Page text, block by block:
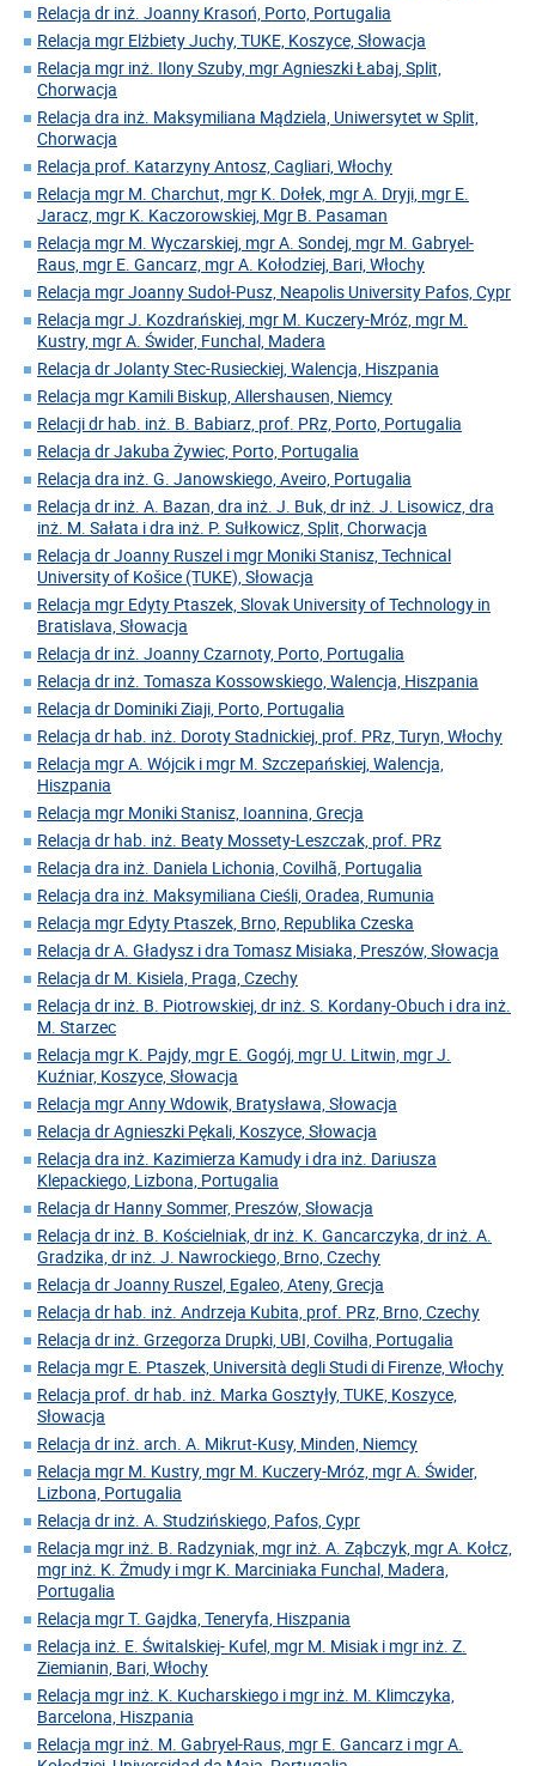
Relacja dr inż. Joanny Krasoń, Porto, Portugalia
Relacja mgr Elżbiety Juchy, TUKE, Koszyce, Słowacja
Relacja mgr inż. Ilony Szuby, mgr Agnieszki Łabaj, Split,
Chorwacja
Relacja dra inż. Maksymiliana Mądziela, Uniwersytet w Split,
Chorwacja
Relacja prof. Katarzyny Antosz, Cagliari, Włochy
Relacja mgr M. Charchut, mgr K. Dołek, mgr A. Dryji, mgr E.
Jaracz, mgr K. Kaczorowskiej, Mgr B. Pasaman
Relacja mgr M. Wyczarskiej, mgr A. Sondej, mgr M. Gabryel-
Raus, mgr E. Gancarz, mgr A. Kołodziej, Bari, Włochy
Relacja mgr Joanny Sudoł-Pusz, Neapolis University Pafos, Cypr
Relacja mgr J. Kozdrańskiej, mgr M. Kuczery-Mróz, mgr M.
Kustry, mgr A. Świder, Funchal, Madera
Relacja dr Jolanty Stec-Rusieckiej, Walencja, Hiszpania
Relacja mgr Kamili Biskup, Allershausen, Niemcy
Relacji dr hab. inż. B. Babiarz, prof. PRz, Porto, Portugalia
Relacja dr Jakuba Żywiec, Porto, Portugalia
Relacja dra inż. G. Janowskiego, Aveiro, Portugalia
Relacja dr inż. A. Bazan, dra inż. J. Buk, dr inż. J. Lisowicz, dra
inż. M. Sałata i dra inż. P. Sułkowicz, Split, Chorwacja
Relacja dr Joanny Ruszel i mgr Moniki Stanisz, Technical
University of Košice (TUKE), Słowacja
Relacja mgr Edyty Ptaszek, Slovak University of Technology in
Bratislava, Słowacja
Relacja dr inż. Joanny Czarnoty, Porto, Portugalia
Relacja dr inż. Tomasza Kossowskiego, Walencja, Hiszpania
Relacja dr Dominiki Ziaji, Porto, Portugalia
Relacja dr hab. inż. Doroty Stadnickiej, prof. PRz, Turyn, Włochy
Relacja mgr A. Wójcik i mgr M. Szczepańskiej, Walencja,
Hiszpania
Relacja mgr Moniki Stanisz, Ioannina, Grecja
Relacja dr hab. inż. Beaty Mossety-Leszczak, prof. PRz
Relacja dra inż. Daniela Lichonia, Covilhã, Portugalia
Relacja dra inż. Maksymiliana Cieśli, Oradea, Rumunia
Relacja mgr Edyty Ptaszek, Brno, Republika Czeska
Relacja dr A. Gładysz i dra Tomasz Misiaka, Preszów, Słowacja
Relacja dr M. Kisiela, Praga, Czechy
Relacja dr inż. B. Piotrowskiej, dr inż. S. Kordany-Obuch i dra inż.
M. Starzec
Relacja mgr K. Pajdy, mgr E. Gogój, mgr U. Litwin, mgr J.
Kuźniar, Koszyce, Słowacja
Relacja mgr Anny Wdowik, Bratysława, Słowacja
Relacja dr Agnieszki Pękali, Koszyce, Słowacja
Relacja dra inż. Kazimierza Kamudy i dra inż. Dariusza
Klepackiego, Lizbona, Portugalia
Relacja dr Hanny Sommer, Preszów, Słowacja
Relacja dr inż. B. Kościelniak, dr inż. K. Gancarczyka, dr inż. A.
Gradzika, dr inż. J. Nawrockiego, Brno, Czechy
Relacja dr Joanny Ruszel, Egaleo, Ateny, Grecja
Relacja dr hab. inż. Andrzeja Kubita, prof. PRz, Brno, Czechy
Relacja dr inż. Grzegorza Drupki, UBI, Covilha, Portugalia
Relacja mgr E. Ptaszek, Università degli Studi di Firenze, Włochy
Relacja prof. dr hab. inż. Marka Gosztyły, TUKE, Koszyce,
Słowacja
Relacja dr inż. arch. A. Mikrut-Kusy, Minden, Niemcy
Relacja mgr M. Kustry, mgr M. Kuczery-Mróz, mgr A. Świder,
Lizbona, Portugalia
Relacja dr inż. A. Studzińskiego, Pafos, Cypr
Relacja mgr inż. B. Radzyniak, mgr inż. A. Ząbczyk, mgr A. Kołcz,
mgr inż. K. Żmudy i mgr K. Marciniaka Funchal, Madera,
Portugalia
Relacja mgr T. Gajdka, Teneryfa, Hiszpania
Relacja inż. E. Świtalskiej- Kufel, mgr M. Misiak i mgr inż. Z.
Ziemianin, Bari, Włochy
Relacja mgr inż. K. Kucharskiego i mgr inż. M. Klimczyka,
Barcelona, Hiszpania
Relacja mgr inż. M. Gabryel-Raus, mgr E. Gancarz i mgr A.